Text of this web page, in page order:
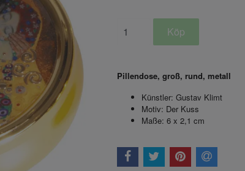
Pillendose, groß, rund, metall
Künstler: Gustav Klimt
Motiv: Der Kuss
Maße: 6 x 2,1 cm